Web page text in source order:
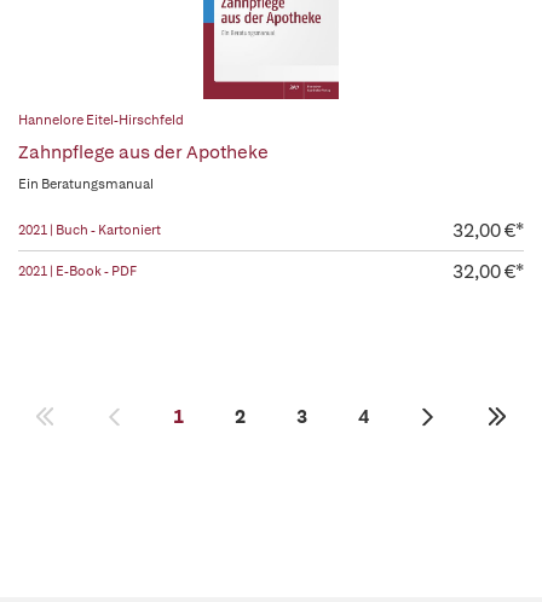
Hannelore Eitel-Hirschfeld
Zahnpflege aus der Apotheke
Ein Beratungsmanual
2021 | Buch - Kartoniert 32,00 €*
2021 | E-Book - PDF 32,00 €*
1 2 3 4